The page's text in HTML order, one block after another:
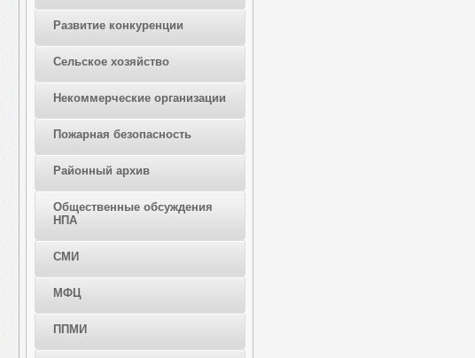
Развитие конкуренции
Сельское хозяйство
Некоммерческие организации
Пожарная безопасность
Районный архив
Общественные обсуждения
НПА
СМИ
МФЦ
ППМИ